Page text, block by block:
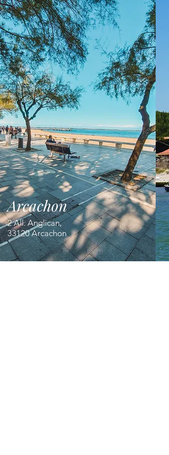
Arcachon
2 All. Anglican,
33120 Arcachon